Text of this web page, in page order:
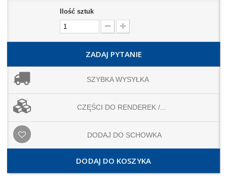
Ilość sztuk
ZADAJ PYTANIE
SZYBKA WYSYŁKA
CZĘŚCI DO RENDEREK /...
DODAJ DO SCHOWKA
DODAJ DO KOSZYKA